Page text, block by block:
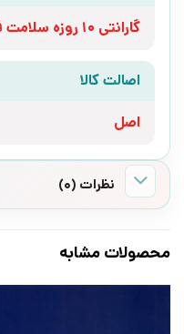
گارانتی 10 روزه سلامت فیزیکی کتاب
اصالت کالا
اصل
نظرات (0)
محصولات مشابه